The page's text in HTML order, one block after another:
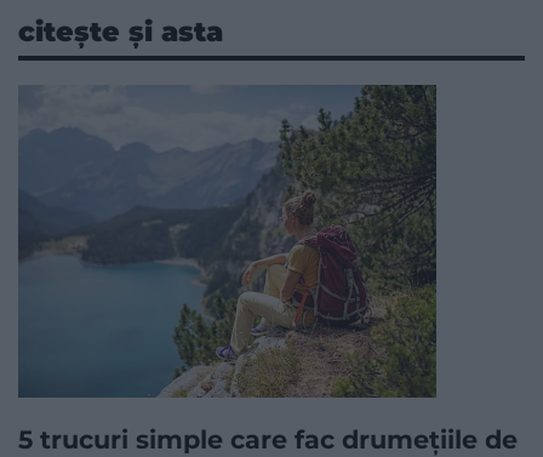
citește și asta
5 trucuri simple care fac drumețiile de